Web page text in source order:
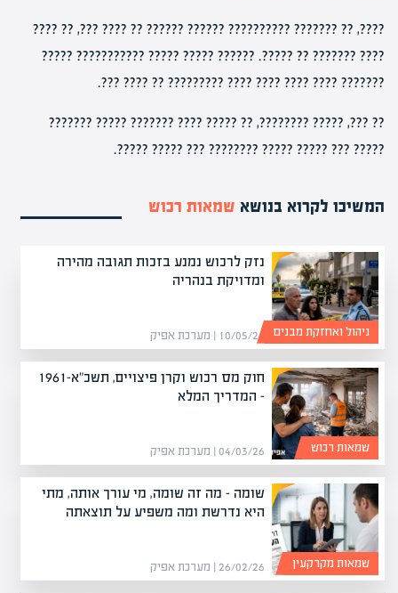
????, ?? ??????? ?????????? ?????? ?????? ?? ???? ???, ?? ????
???? ??????? ?? ?????. ?????? ????? ????? ??????????? ?????
??????? ???? ???? ???? ???? ????????? ?? ???? ???.
?? ???, ????? ????????, ?? ????? ???? ??????? ????? ???????
????? ??? ????? ????? ???????? ??? ????? ?????.
המשיכו לקרוא בנושא שמאות רכוש
נזק לרכוש נמנע בזכות תגובה מהירה
ומדויקת בנהריה
10/05/26 | מערכת אפיק ניהול ואחזקת מבנים
חוק מס רכוש וקרן פיצויים, תשכ"א-1961
– המדריך המלא
04/03/26 | מערכת אפיק שמאות רכוש
שומה – מה זה שומה, מי עורך אותה, מתי
היא נדרשת ומה משפיע על תוצאתה
26/02/26 | מערכת אפיק שמאות מקרקעין